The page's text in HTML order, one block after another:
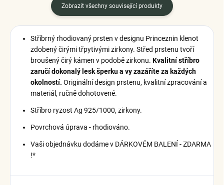
Zobrazit všechny související produkty
Stříbrný rhodiovaný prsten v designu Princeznin klenot
zdobený čirými třpytivými zirkony. Střed prstenu tvoří
broušený čirý kámen v podobě zirkonu. Kvalitní stříbro
zaručí dokonalý lesk šperku a vy zazáříte za každých
okolností. Originální design prstenu, kvalitní zpracování a
materiál, ručně dohotovené.
Stříbro ryzost Ag 925/1000, zirkony.
Povrchová úprava - rhodiováno.
Vaši objednávku dodáme v DÁRKOVÉM BALENÍ - ZDARMA
!*